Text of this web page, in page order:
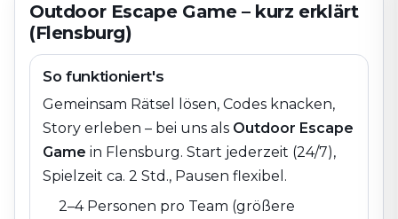
Outdoor Escape Game – kurz erklärt
(Flensburg)
So funktioniert's
Gemeinsam Rätsel lösen, Codes knacken,
Story erleben – bei uns als Outdoor Escape
Game in Flensburg. Start jederzeit (24/7),
Spielzeit ca. 2 Std., Pausen flexibel.
2–4 Personen pro Team (größere